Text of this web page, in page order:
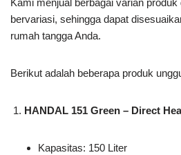
Kami menjual berbagai varian
bervariasi, sehingga dapat
rumah tangga Anda.
Berikut adalah beberapa produk
HANDAL 151 Green – Direct
Kapasitas: 150 Liter